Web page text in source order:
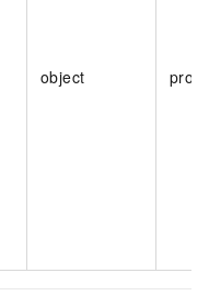
object